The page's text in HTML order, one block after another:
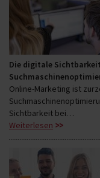
Die digitale
Online-Marketing ist
Sichtbarkeit bei…
Weiterlesen